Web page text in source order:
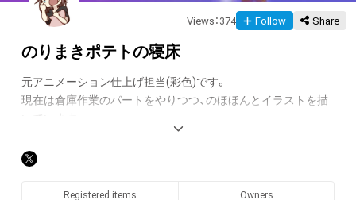
Views ： 374 Follow Share
のりまきポテトの寝床
元アニメーション仕上げ担当(彩色)です。
現在は倉庫作業のパートをやりつつ、のほほんとイラストを描
いています。
売してます!
使用画材 Registered items Owners